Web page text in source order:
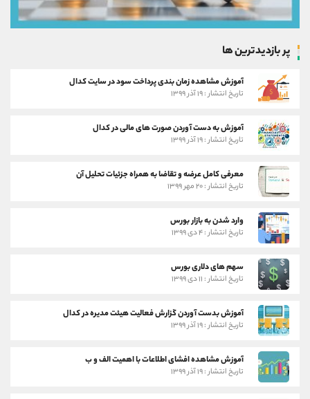
پر بازدیدترین ها
آموزش مشاهده زمان بندی پرداخت سود در سایت کدال
تاریخ انتشار : ۱۹ آذر ۱۳۹۹
آموزش به دست آوردن صورت های مالی در کدال
تاریخ انتشار : ۱۹ آذر ۱۳۹۹
معرفی کامل عرضه و تقاضا به همراه جزئیات تحلیل آن
تاریخ انتشار : ۲۰ مهر ۱۳۹۹
وارد شدن به بازار بورس
تاریخ انتشار : ۴ دی ۱۳۹۹
سهم های دلاری بورس
تاریخ انتشار : ۱۱ دی ۱۳۹۹
آموزش بدست آوردن گزارش فعالیت هیئت مدیره در کدال
تاریخ انتشار : ۱۹ آذر ۱۳۹۹
آموزش مشاهده افشای اطلاعات با اهمیت الف و ب
تاریخ انتشار : ۱۹ آذر ۱۳۹۹